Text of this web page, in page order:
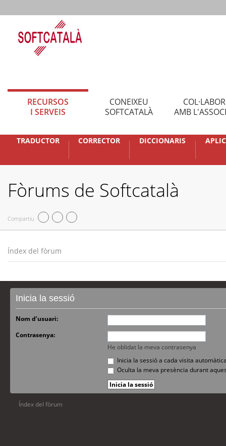
RECURSOS
I SERVEIS
CONEIXEU
SOFTCATALÀ
AMB
TRADUCTOR CORRECTOR DICCIONARIS
Fòrums de Softcatalà
Compartiu
Índex del fòrum
Inicia la sessió
Nom d’usuari:
Contrasenya:
He oblidat la meva contrasenya
Inicia la sessió a cada visita
Oculta la meva presència durant
Índex del fòrum